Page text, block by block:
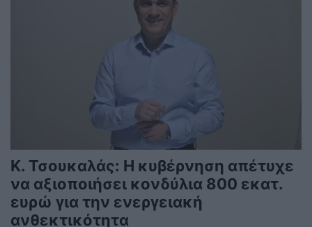
Κ. Τσουκαλάς: Η κυβέρνηση απέτυχε
να αξιοποιήσει κονδύλια 800 εκατ.
ευρώ για την ενεργειακή
ανθεκτικότητα